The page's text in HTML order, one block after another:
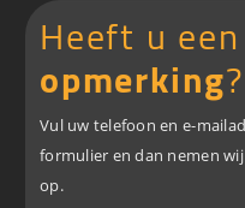
Heeft u een
opmerking?
Vul uw telefoon en e-
formulier en dan nemen
op.